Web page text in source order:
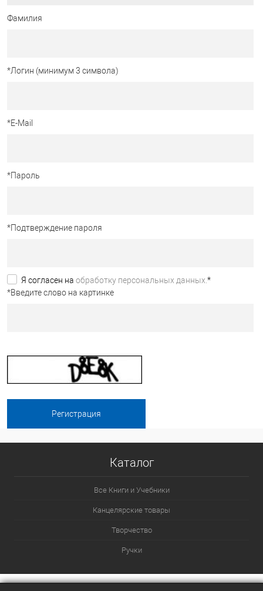
Фамилия
*Логин (минимум 3 символа)
*E-Mail
*Пароль
*Подтверждение пароля
Я согласен на обработку персональных данных. *
*Введите слово на картинке
Каталог
Все Книги и Учебники
Канцелярские товары
Творчество
Ручки